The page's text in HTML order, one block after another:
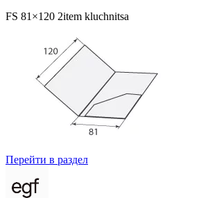
FS 81×120 2item kluchnitsa
Перейти в раздел